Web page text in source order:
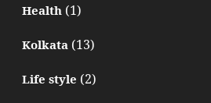
Health(1)
Kolkata(13)
Life style (2)